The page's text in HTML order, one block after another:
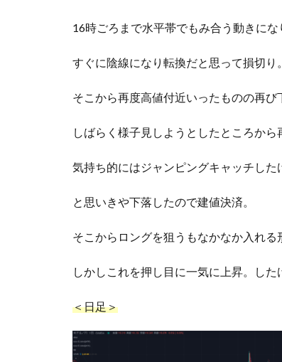
16時ごろまで水平帯でもみ合う動きに
すぐに陰線になり転換だと思って損切り。
そこから再度高値付近いったものの再び
しばらく様子見しようとしたところか
気持ち的にはジャンピングキャッチした
と思いきや下落したので建値決済。
そこからロングを狙うもなかなか入れる
しかしこれを押し目に一気に上昇。し
＜日足＞